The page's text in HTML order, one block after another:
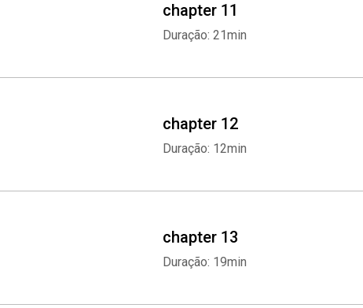
chapter 11
Duração: 21min
chapter 12
Duração: 12min
chapter 13
Duração: 19min